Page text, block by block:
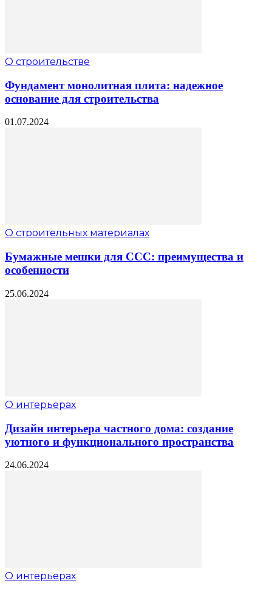
О строительстве
Фундамент монолитная плита: надежное
основание для строительства
01.07.2024
О строительных материалах
Бумажные мешки для ССС: преимущества и
особенности
25.06.2024
О интерьерах
Дизайн интерьера частного дома: создание
уютного и функционального пространства
24.06.2024
О интерьерах